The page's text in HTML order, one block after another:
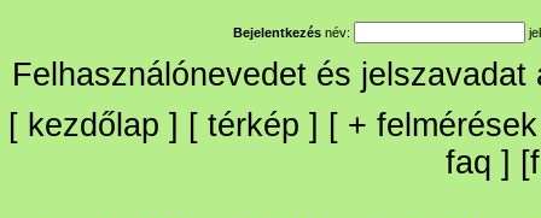
Bejelentkezés név:
Felhasználónevedet és
[ kezdőlap ] [ térkép ] [ + felmérések
faq ] [